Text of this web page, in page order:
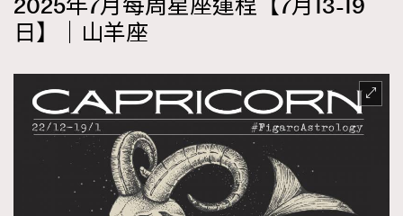
2025年7月每周星座運程【7月13-19
日】｜山羊座